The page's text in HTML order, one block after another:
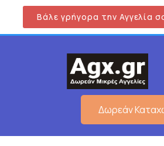
Βάλε γρήγορα την Αγγελία
Δωρεάν